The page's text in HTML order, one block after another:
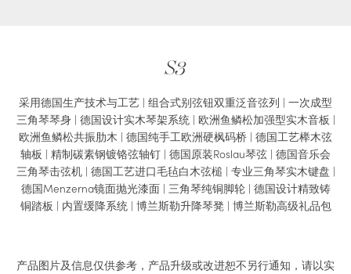
S3
采用德国生产技术与工艺 | 组合式别弦钮双重泛音弦列 | 一次成型
三角琴琴身 | 德国设计实木琴架系统 | 欧洲鱼鳞松加强型实木音板 |
欧洲鱼鳞松共振肋木 | 德国纯手工欧洲硬枫码桥 | 德国工艺榉木弦
轴板 | 精制碳素钢镀铬弦轴钉 | 德国原装Roslau琴弦 | 德国音乐会
三角琴击弦机 | 德国工艺进口毛毡白木弦槌 | 专业三角琴实木键盘 |
德国Menzerna镜面抛光漆面 | 三角琴纯铜脚轮 | 德国设计精致铸
铜踏板 | 内置缓降系统 | 博兰斯勒升降琴凳 | 博兰斯勒高级礼品包
产品图片及信息仅供参考，产品升级或改进恕不另行通知，请以实